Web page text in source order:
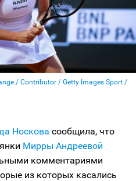
/ Contributor / Getty Images Sport /
Носкова сообщила, что
Мирры Андреевой
комментариями
из которых касались